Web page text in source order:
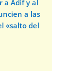
a Adif y al
a las
«salto del